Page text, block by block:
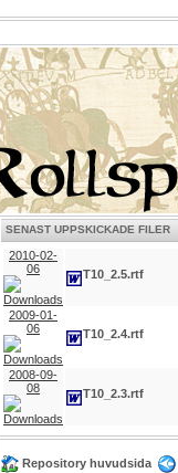
SENAST UPPSKICKADE FILER
2010-02-
06
T10_2.5.rtf
2009-01-
06
T10_2.4.rtf
2008-09-
08
T10_2.3.rtf
Repository huvudsida